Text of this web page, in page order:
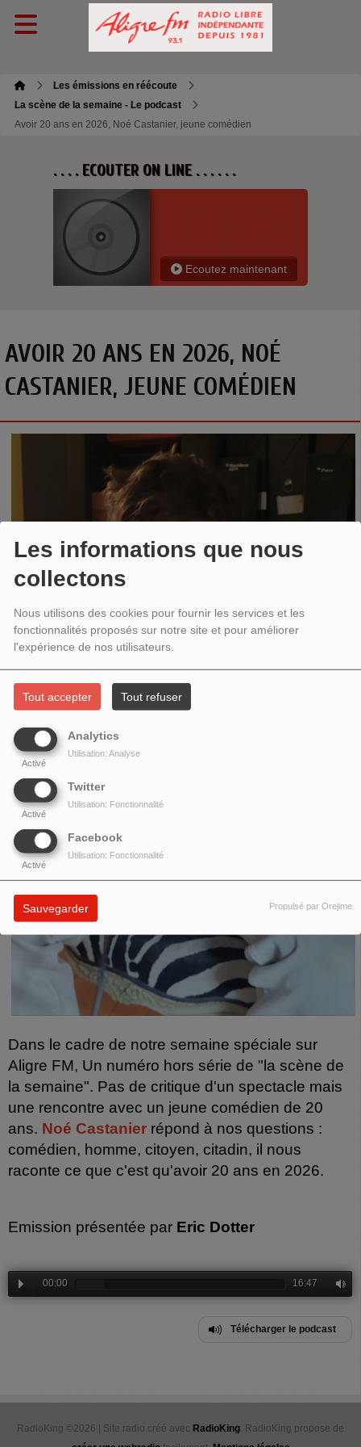
Les informations que nous
collectons
Nous utilisons des cookies pour fournir les services et les
fonctionnalités proposés sur notre site et pour améliorer
l'expérience de nos utilisateurs.
Tout accepter Tout refuser
Analytics
Activé
Utilisation: Analyse
Twitter
Activé
Utilisation: Fonctionnalité
Facebook
Activé
Utilisation: Fonctionnalité
Sauvegarder Propulsé par Orejime
Les émissions en réécoute
La scène de la semaine - Le podcast
Avoir 20 ans en 2026, Noé Castanier, jeune comédien
. . . . ECOUTER ON LINE . . . . . .
Ecoutez maintenant
AVOIR 20 ANS EN 2026, NOÉ
CASTANIER, JEUNE COMÉDIEN
Dans le cadre de notre semaine spéciale sur
Aligre FM, Un numéro hors série de "la scène de
la semaine". Pas de critique d'un spectacle mais
une rencontre avec un jeune comédien de 20
ans. Noé Castanier répond à nos questions :
comédien, homme, citoyen, citadin, il nous
raconte ce que c'est qu'avoir 20 ans en 2026.
Emission présentée par Eric Dotter
00:00 16:47
Télécharger le podcast
RadioKing ©2026 | Site radio créé avec RadioKing. RadioKing propose de